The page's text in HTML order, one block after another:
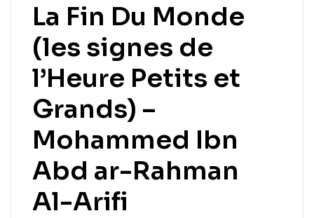
La Fin Du Monde
(les signes de
l’Heure Petits et
Grands) –
Mohammed Ibn
Abd ar-Rahman
Al-Arifi